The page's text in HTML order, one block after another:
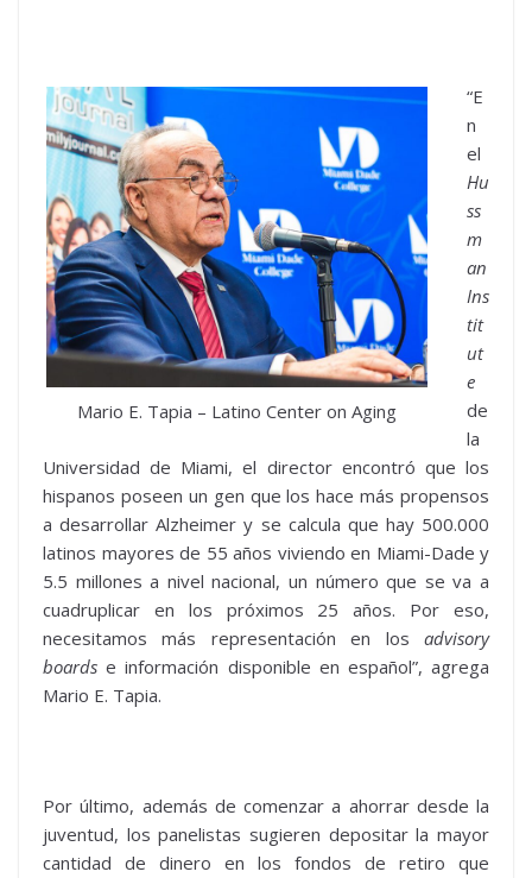
Mario E. Tapia – Latino Center on Aging
“E
n
el
Hu
ss
m
an
Ins
tit
ut
e
de
la
Universidad de Miami, el director encontró que los
hispanos poseen un gen que los hace más propensos
a desarrollar Alzheimer y se calcula que hay 500.000
latinos mayores de 55 años viviendo en Miami-Dade y
5.5 millones a nivel nacional, un número que se va a
cuadruplicar en los próximos 25 años. Por eso,
necesitamos más representación en los advisory
boards e información disponible en español”, agrega
Mario E. Tapia.
Por último, además de comenzar a ahorrar desde la
juventud, los panelistas sugieren depositar la mayor
cantidad de dinero en los fondos de retiro que